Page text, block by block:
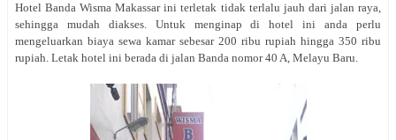
Hotel Banda Wisma Makassar ini terletak tidak terlalu jauh dari jalan raya,
sehingga mudah diakses. Untuk menginap di hotel ini anda perlu
mengeluarkan biaya sewa kamar sebesar 200 ribu rupiah hingga 350 ribu
rupiah. Letak hotel ini berada di jalan Banda nomor 40 A, Melayu Baru.